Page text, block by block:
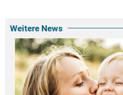
Weitere News